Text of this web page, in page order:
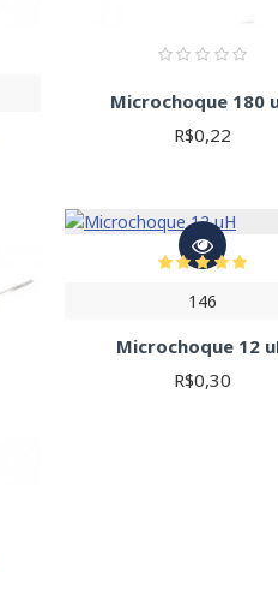
Microchoque 180
R$0,22
146
Microchoque 12
R$0,30